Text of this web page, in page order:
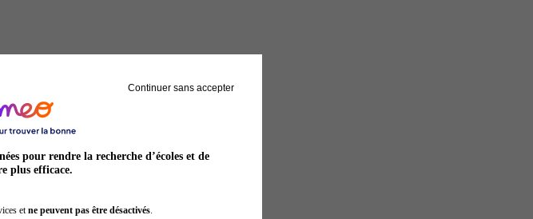
Continuer sans accepter
pour rendre la recherche d’écoles et de
plus efficace.
et ne peuvent pas être désactivés.